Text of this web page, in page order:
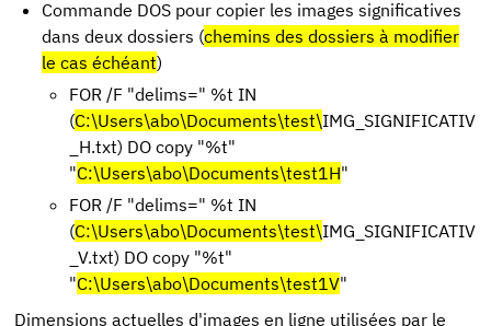
Commande DOS pour copier les images significatives
dans deux dossiers (chemins des dossiers à modifier
le cas échéant)
FOR /F "delims=" %t IN
(C:\Users\abo\Documents\test\IMG_SIGNIFICATIV
_H.txt) DO copy "%t"
"C:\Users\abo\Documents\test1H"
FOR /F "delims=" %t IN
(C:\Users\abo\Documents\test\IMG_SIGNIFICATIV
_V.txt) DO copy "%t"
"C:\Users\abo\Documents\test1V"
Dimensions actuelles d'images en ligne utilisées par le